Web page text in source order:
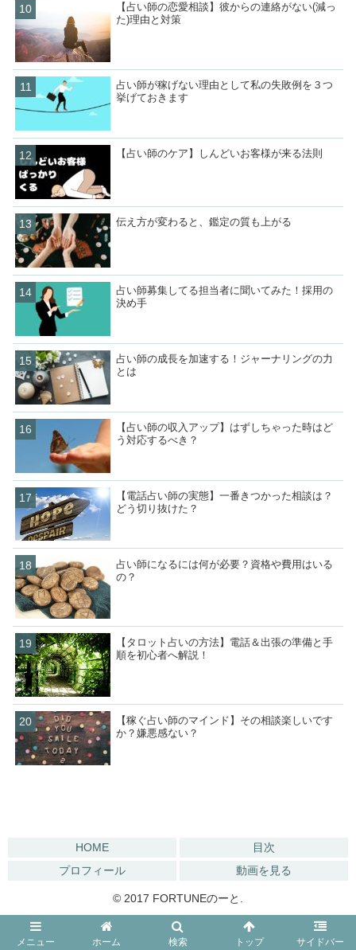
【占い師の恋愛相談】彼からの連絡がない(減っ
た)理由と対策
占い師が稼げない理由として私の失敗例を３つ
挙げておきます
【占い師のケア】しんどいお客様が来る法則
伝え方が変わると、鑑定の質も上がる
占い師募集してる担当者に聞いてみた！採用の
決め手
占い師の成長を加速する！ジャーナリングの力
とは
【占い師の収入アップ】はずしちゃった時はど
う対応するべき？
【電話占い師の実態】一番きつかった相談は？
どう切り抜けた？
占い師になるには何が必要？資格や費用はいる
の？
【タロット占いの方法】電話＆出張の準備と手
順を初心者へ解説！
【稼ぐ占い師のマインド】その相談楽しいです
か？嫌悪感ない？
HOME
目次
プロフィール
動画を見る
© 2017 FORTUNEのーと.
メニュー ホーム 検索 トップ サイドバー